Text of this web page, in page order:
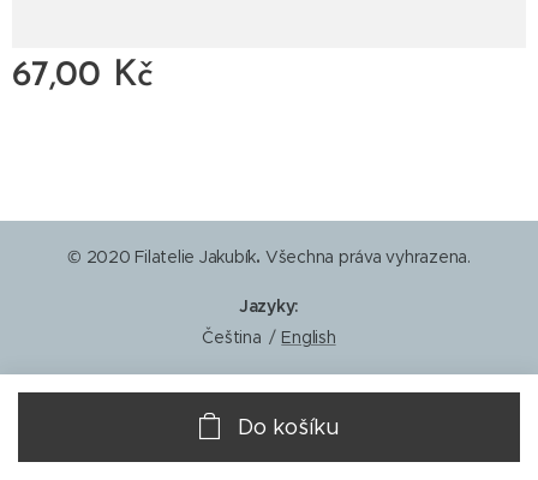
67,00 Kč
Do košíku
© 2020 Filatelie Jakubík. Všechna práva vyhrazena.
Jazyky
Čeština
English